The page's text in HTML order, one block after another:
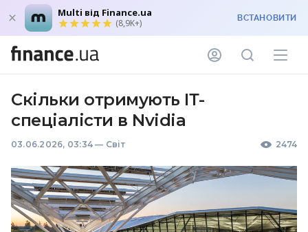
Multi від Finance.ua
(8,9K+) ВСТАНОВИТИ
Скільки отримують ІТ-
спеціалісти в Nvidia
03.06.2026, 03:34 — Світ 2474